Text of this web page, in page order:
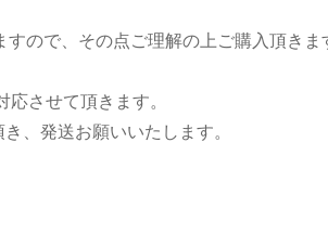
ので、その点ご理解の上ご購入頂きま
させて頂きます。
、発送お願いいたします。